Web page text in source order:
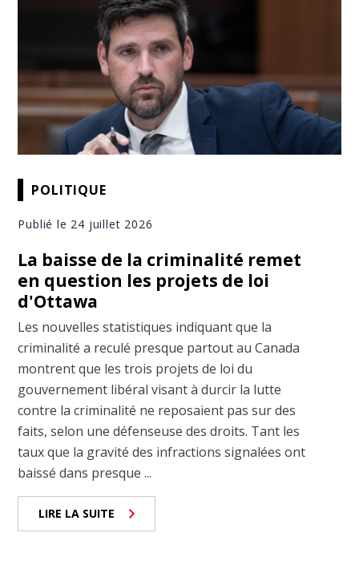
POLITIQUE
Publié le 24 juillet 2026
La baisse de la criminalité remet
en question les projets de loi
d'Ottawa
Les nouvelles statistiques indiquant que la
criminalité a reculé presque partout au Canada
montrent que les trois projets de loi du
gouvernement libéral visant à durcir la lutte
contre la criminalité ne reposaient pas sur des
faits, selon une défenseuse des droits. Tant les
taux que la gravité des infractions signalées ont
baissé dans presque ...
LIRE LA SUITE